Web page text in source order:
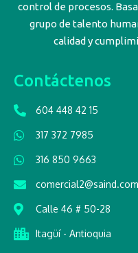
control de procesos.
grupo de talento
calidad y
Contáctenos
604 448 42 15
317 372 7985
316 850 9663
Calle 46 # 50-28
Itagüí - Antioquia